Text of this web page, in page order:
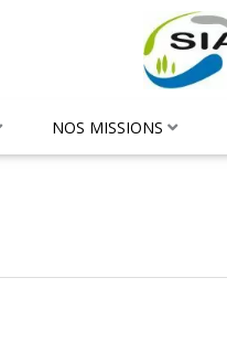
NOS MISSIONS